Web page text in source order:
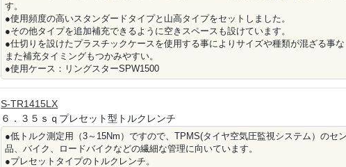
す。
●使用頻度の高いスタンダードタイプと山高タイプをセットしました。
●その他タイプを追加補充できるように空きスペースも設けています。
●仕切りを設けたプラスチックケースを使用する事によりサイズや種類が混ざる事
また補充タイミングもつかみやすい。
●使用ケース：リングスターSPW1500
S-TR1415LX
６．３５ｓｑプレセット型トルクレンチ
●低トルク測定用（3～15Nm）ですので、TPMS(タイヤ空気圧監視システム）のセ
品、バイク、ロードバイクなどの繊細な管理に向いています。
●プレセットタイプのトルクレンチ。